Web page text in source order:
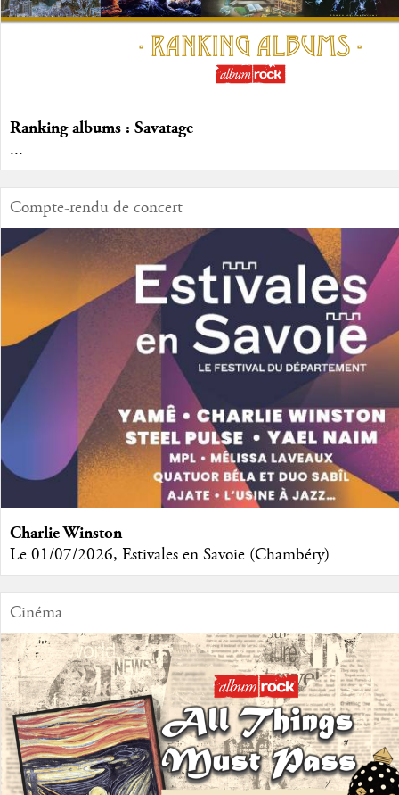
Ranking albums : Savatage
...
Compte-rendu de concert
Charlie Winston
Le 01/07/2026, Estivales en Savoie (Chambéry)
Cinéma